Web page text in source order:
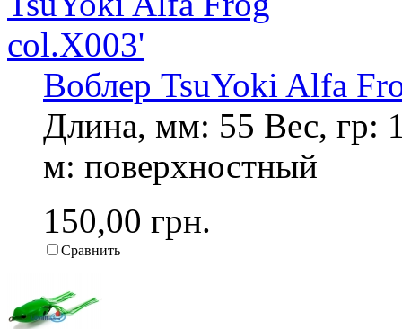
Воблер TsuYoki Alfa
Длина, мм: 55 Вес, гр:
м: поверхностный
150,00 грн.
Сравнить